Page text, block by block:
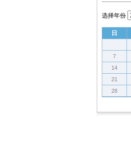
选择年份
日
7
14
21
28